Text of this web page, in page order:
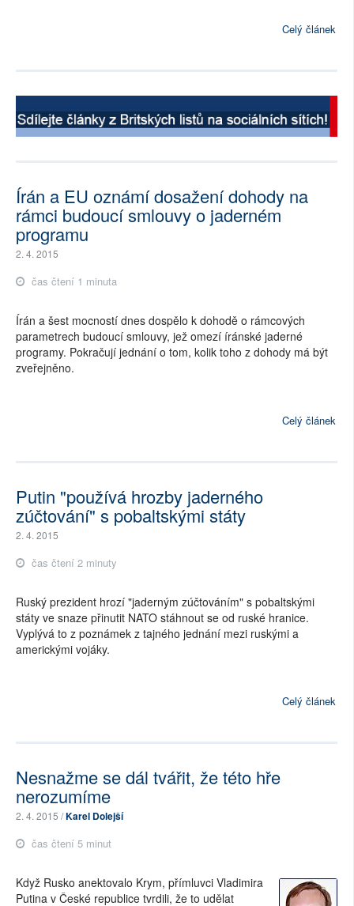
Celý článek
Írán a EU oznámí dosažení dohody na
rámci budoucí smlouvy o jaderném
programu
2. 4. 2015
čas čtení 1 minuta
Írán a šest mocností dnes dospělo k dohodě o rámcových
parametrech budoucí smlouvy, jež omezí íránské jaderné
programy. Pokračují jednání o tom, kolik toho z dohody má být
zveřejněno.
Celý článek
Putin "používá hrozby jaderného
zúčtování" s pobaltskými státy
2. 4. 2015
čas čtení 2 minuty
Ruský prezident hrozí "jaderným zúčtováním" s pobaltskými
státy ve snaze přinutit NATO stáhnout se od ruské hranice.
Vyplývá to z poznámek z tajného jednání mezi ruskými a
americkými vojáky.
Celý článek
Nesnažme se dál tvářit, že této hře
nerozumíme
2. 4. 2015 /Karel Dolejší
čas čtení 5 minut
Když Rusko anektovalo Krym, přímluvci Vladimira
Putina v České republice tvrdili, že to udělat